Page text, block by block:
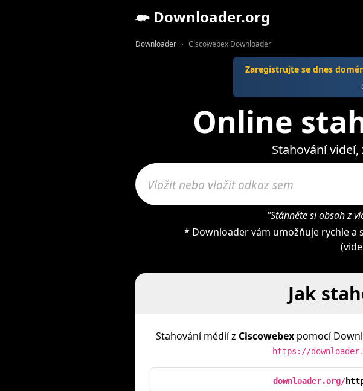
Downloader.org
Downloader Ciscowebex Downloader
Zaregistrujte se dnes
Online
Stahování
"Stáhněte si obsah z
* Downloader vám umožňuje rychle a
Jak
Stahování médií z Ciscowebex pomocí
https://
downloader.org/